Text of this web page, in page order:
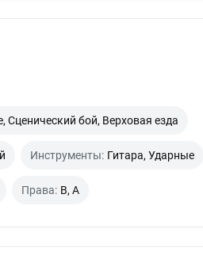
Сценический бой, Верховая езда
Инструменты: Гитара, Ударные
Права: B, A